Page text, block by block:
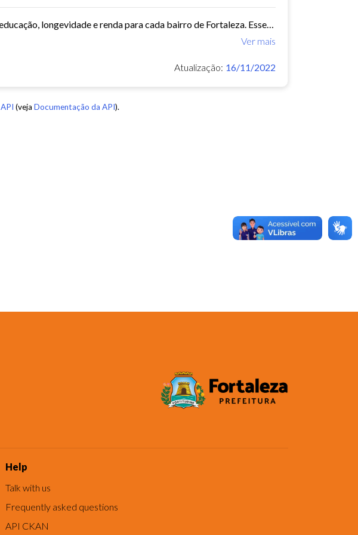
Este conjunto de dados contém indicadores de educação, longevidade e renda para cada bairro de Fortaleza. Esses três indicadores juntos formam o Indice de Desenvolvimento Humano...
Ver mais
Atualização: 16/11/2022
API (veja Documentação da API).
Help
Talk with us
Frequently asked questions
API CKAN